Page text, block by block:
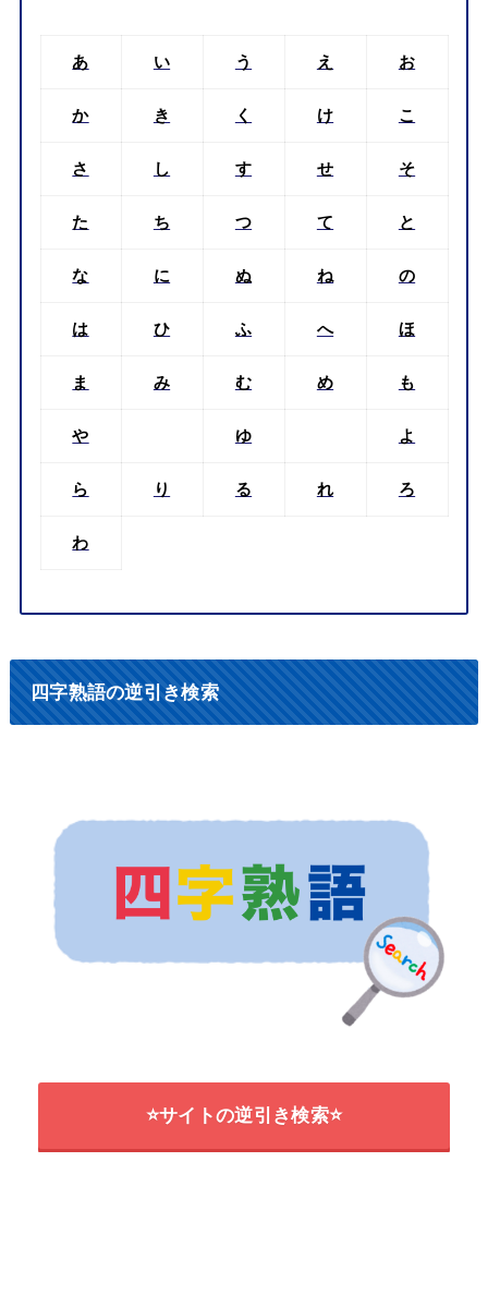
あ い う え お
か き く け こ
さ し す せ そ
た ち つ て と
な に ぬ ね の
は ひ ふ へ ほ
ま み む め も
や ゆ よ
ら り る れ ろ
わ
四字熟語の逆引き検索
⭐サイトの逆引き検索⭐